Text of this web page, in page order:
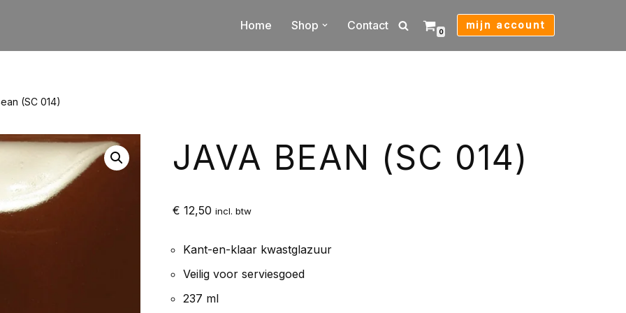
Home Shop Contact 0
mijn account
(SC 014)
JAVA BEAN (SC 014)
€ 12,50 incl. btw
Kant-en-klaar kwastglazuur
Veilig voor serviesgoed
237 ml